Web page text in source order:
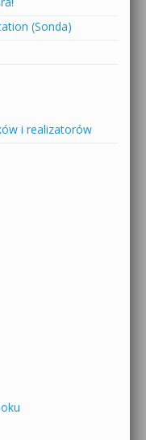
(Sonda)
i realizatorów